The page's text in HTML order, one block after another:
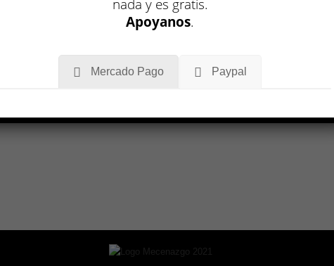
nada y es gratis.
Apoyanos.
Mercado Pago Paypal